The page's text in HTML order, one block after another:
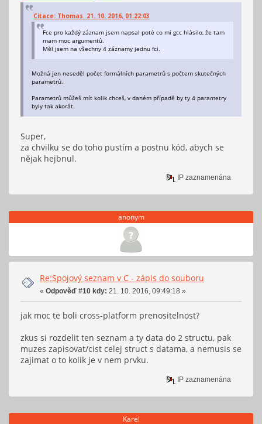
Citace: Thomas 21. 10. 2016, 01:22:03
Fce pro každý záznam jsem napsal poté co mi gcc hlásilo, že tam
mam moc argumentů.
Měl jsem na všechny 4 záznamy jednu fci.
Možná jen neseděl počet formálních parametrů s počtem skutečných
parametrů.
Parametrů můžeš mít kolik chceš, v daném případě by ty 4 parametry
byly tak akorát.
Super,
za chvilku se do toho pustím a postnu kód, abych se
nějak hejbnul.
IP zaznamenána
anonym
Re:Spojový seznam v C - zápis do souboru
« Odpověď #10 kdy: 21. 10. 2016, 09:49:18 »
jak moc te boli cross-platform prenositelnost?
zkus si rozdelit ten seznam a ty data do 2 structu, pak
muzes zapisovat/cist celej struct s datama, a nemusis se
zajimat o to kolik je v nem prvku.
IP zaznamenána
Karel